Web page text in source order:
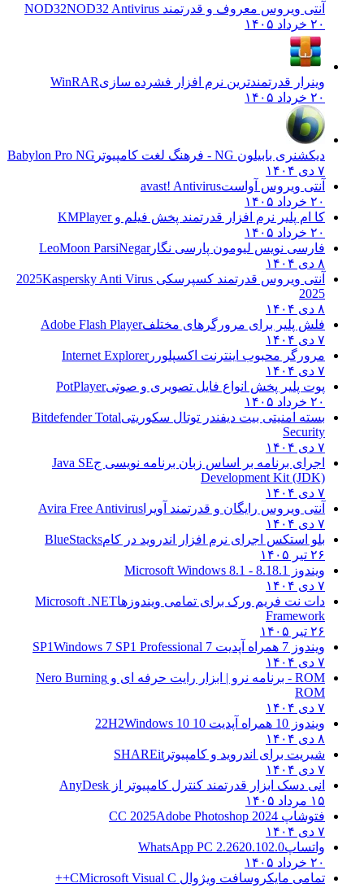
آنتی ویروس معروف و قدرتمند NOD32 NOD32 Antivirus
۲۰ خرداد ۱۴۰۵
وینرار قدرتمندترین نرم افزار فشرده سازیWinRAR
۲۰ خرداد ۱۴۰۵
دیکشنری بابیلون NG - فرهنگ لغت کامپیوتر
Babylon Pro NG
۷ دی ۱۴۰۴
آنتی ویروس آواستavast! Antivirus
۲۰ خرداد ۱۴۰۵
کا ام پلیر نرم افزار قدرتمند پخش فیلم وKMPlayer
۲۰ خرداد ۱۴۰۵
فارسی نویس لیومون پارسی نگارLeoMoon ParsiNegar
۸ دی ۱۴۰۴
آنتی ویروس قدرتمند کسپرسکی 2025 Kaspersky Anti Virus
2025
۸ دی ۱۴۰۴
فلش پلیر برای مرورگرهای مختلفAdobe Flash Player
۷ دی ۱۴۰۴
مرورگر محبوب اینترنت اکسپلوررInternet Explorer
۷ دی ۱۴۰۴
پوت پلیر پخش انواع فایل تصویری و صوتیPotPlayer
۲۰ خرداد ۱۴۰۵
بسته امنیتی بیت دیفندر توتال سکوریتیBitdefender Total
Security
۷ دی ۱۴۰۴
اجرای برنامه بر اساس زبان برنامه نویسی جJava SE
Development Kit (JDK)
۷ دی ۱۴۰۴
آنتی ویروس رایگان و قدرتمند آویرا Avira Free Antivirus
۷ دی ۱۴۰۴
بلو استکس اجرای نرم افزار اندروید در کامBlueStacks
۲۶ تیر ۱۴۰۵
ویندوز 8.1
8.1 - Microsoft Windows 8.1
۷ دی ۱۴۰۴
دات نت فریم ورک برای تمامی ویندوزهاMicrosoft .NET
Framework
۲۶ تیر ۱۴۰۵
ویندوز 7 همراه آپدیت 7 SP1
Windows 7 SP1 Professional
۷ دی ۱۴۰۴
ROM - برنامه نرو | ابزار رایت حرفه ای و
Nero Burning
ROM
۷ دی ۱۴۰۴
ویندوز 10 همراه آپدیت 10 22H2
Windows 10
۸ دی ۱۴۰۴
شیریت برای اندروید و کامپیوتر SHAREit
۷ دی ۱۴۰۴
انی دسک ابزار قدرتمند کنترل کامپیوتر از AnyDesk
۱۵ مرداد ۱۴۰۵
فتوشاپ CC 2025 Adobe Photoshop 2024
۷ دی ۱۴۰۴
واتساپWhatsApp PC 2.2620.102.0
۲۰ خرداد ۱۴۰۵
تمامی مایکروسافت ویژوال C Microsoft Visual C++